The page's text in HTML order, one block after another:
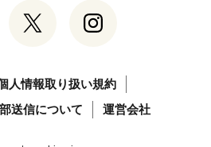
人情報取り扱い規約
送信について
運営会社